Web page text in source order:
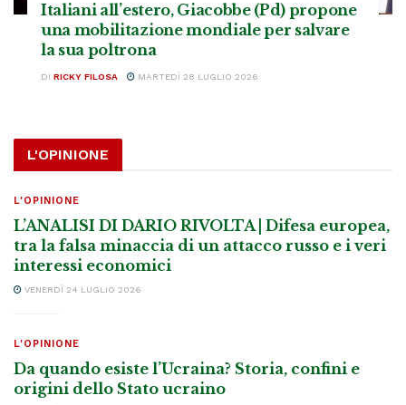
Italiani all’estero, Giacobbe (Pd) propone
una mobilitazione mondiale per salvare
la sua poltrona
DI RICKY FILOSA MARTEDÌ 28 LUGLIO 2026
L'OPINIONE
L'OPINIONE
L’ANALISI DI DARIO RIVOLTA | Difesa europea,
tra la falsa minaccia di un attacco russo e i veri
interessi economici
VENERDÌ 24 LUGLIO 2026
L'OPINIONE
Da quando esiste l’Ucraina? Storia, confini e
origini dello Stato ucraino